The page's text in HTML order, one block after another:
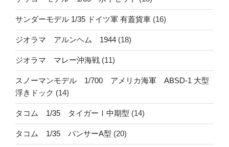
サンダーモデル 1/35 ドイツ軍 有蓋貨車 (16)
ジオラマ アルンヘム 1944 (18)
ジオラマ マレー沖海戦 (11)
スノーマンモデル 1/700 アメリカ海軍 ABSD-1 大型
浮きドック (14)
タコム 1/35 タイガーⅠ中期型 (14)
タコム 1/35 パンサーA型 (20)